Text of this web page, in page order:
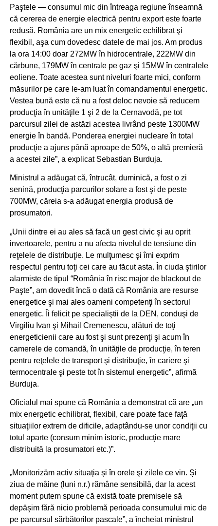
Paştele — consumul mic din întreaga regiune înseamnă
că cererea de energie electrică pentru export este foarte
redusă. România are un mix energetic echilibrat şi
flexibil, aşa cum dovedesc datele de mai jos. Am produs
la ora 14:00 doar 272MW în hidrocentrale, 222MW din
cărbune, 179MW în centrale pe gaz şi 15MW în centralele
eoliene. Toate acestea sunt niveluri foarte mici, conform
măsurilor pe care le-am luat în comandamentul energetic.
Vestea bună este că nu a fost deloc nevoie să reducem
producţia în unităţile 1 şi 2 de la Cernavodă, pe tot
parcursul zilei de astăzi acestea livrând peste 1300MW
energie în bandă. Ponderea energiei nucleare în total
producţie a ajuns până aproape de 50%, o altă premieră
a acestei zile”, a explicat Sebastian Burduja.
Ministrul a adăugat că, întrucât, duminică, a fost o zi
senină, producţia parcurilor solare a fost şi de peste
700MW, căreia s-a adăugat energia produsă de
prosumatori.
„Unii dintre ei au ales să facă un gest civic şi au oprit
invertoarele, pentru a nu afecta nivelul de tensiune din
reţelele de distribuţie. Le mulţumesc şi îmi exprim
respectul pentru toţi cei care au făcut asta. În ciuda ştirilor
alarmiste de tipul “România în risc major de blackout de
Paşte”, am dovedit încă o dată că România are resurse
energetice şi mai ales oameni competenţi în sectorul
energetic. Îi felicit pe specialiştii de la DEN, conduşi de
Virgiliu Ivan şi Mihail Cremenescu, alături de toţi
energeticienii care au fost şi sunt prezenţi şi acum în
camerele de comandă, în unităţile de producţie, în teren
pentru reţelele de transport şi distribuţie, în cariere şi
termocentrale şi peste tot în sistemul energetic”, afirmă
Burduja.
Oficialul mai spune că România a demonstrat că are „un
mix energetic echilibrat, flexibil, care poate face faţă
situaţiilor extrem de dificile, adaptându-se unor condiţii cu
totul aparte (consum minim istoric, producţie mare
distribuită la prosumatori etc.)”.
„Monitorizăm activ situaţia şi în orele şi zilele ce vin. Şi
ziua de mâine (luni n.r.) rămâne sensibilă, dar la acest
moment putem spune că există toate premisele să
depăşim fără nicio problemă perioada consumului mic de
pe parcursul sărbătorilor pascale”, a încheiat ministrul